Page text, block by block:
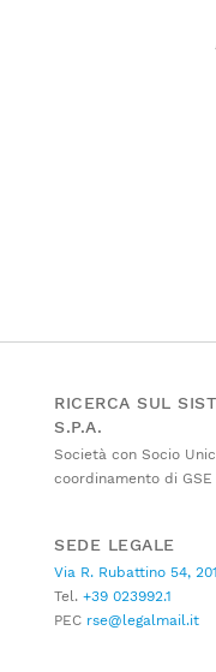
RICERCA SUL
S.P.A.
Società con Socio
coordinamento di GSE
SEDE LEGALE
Via R. Rubattino 54,
Tel. +39 023992.1
PEC rse@legalmail.it